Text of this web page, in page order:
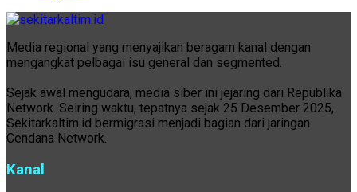
Media regional yang menyajikan beragam kanal dengan
mengangkat pelbagai isu general dan segmented.
Sejak awal mengudara, media siber ini jejaring dari Republika
Network. Seiring waktu, tepatnya sejak 25 Desember 2025,
Sekitarkaltim.id bermigrasi menjadi bagian dari jaringan
Cendana Network.
Kanal